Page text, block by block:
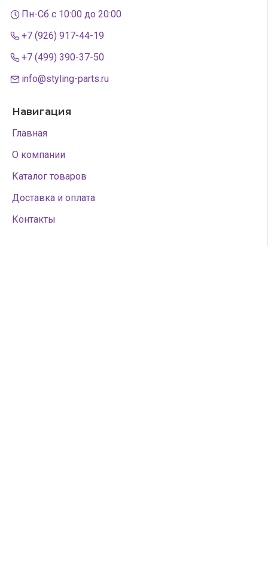
Пн-Сб с 10:00 до 20:00
+7 (926) 917-44-19
+7 (499) 390-37-50
info@styling-parts.ru
Навигация
Главная
О компании
Каталог товаров
Доставка и оплата
Контакты